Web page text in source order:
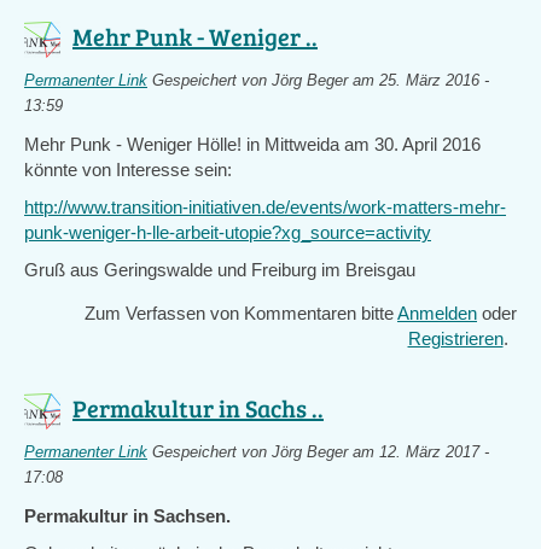
Mehr Punk - Weniger ..
Permanenter Link Gespeichert von Jörg Begeram 25. März 2016 -
13:59
Mehr Punk - Weniger Hölle! in Mittweida am 30. April 2016
könnte von Interesse sein:
http://www.transition-initiativen.de/events/work-matters-mehr-
punk-weniger-h-lle-arbeit-utopie?xg_source=activity
Gruß aus Geringswalde und Freiburg im Breisgau
Zum Verfassen von Kommentaren bitteAnmelden oder
Registrieren.
Permakultur in Sachs ..
Permanenter Link Gespeichert von Jörg Begeram 12. März 2017 -
17:08
Permakultur in Sachsen.